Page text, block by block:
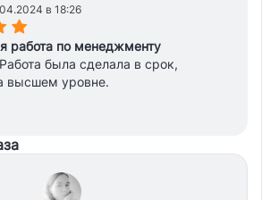
в 18:26
(*)
работа по менеджменту
была сделала в срок,
высшем уровне.